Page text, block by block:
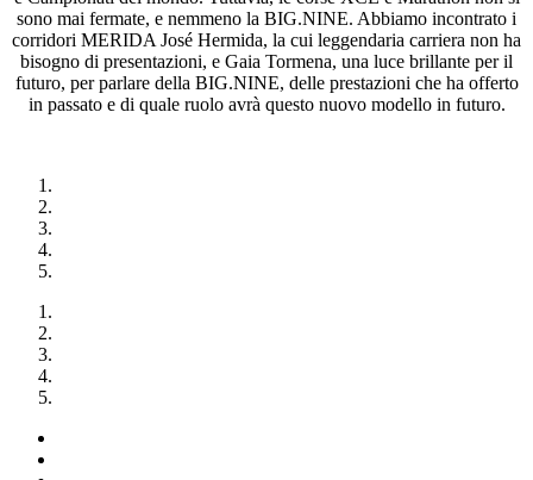
sono mai fermate, e nemmeno la BIG.NINE. Abbiamo incontrato i
corridori MERIDA José Hermida, la cui leggendaria carriera non ha
bisogno di presentazioni, e Gaia Tormena, una luce brillante per il
futuro, per parlare della BIG.NINE, delle prestazioni che ha offerto
in passato e di quale ruolo avrà questo nuovo modello in futuro.